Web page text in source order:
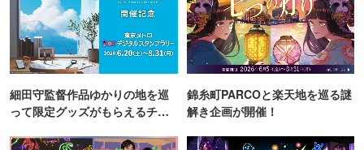
細田守監督作品ゆかりの地を巡
って限定グッズがもらえるチャ
錦糸町PARCOと楽天地を巡る謎
解き企画が開催！